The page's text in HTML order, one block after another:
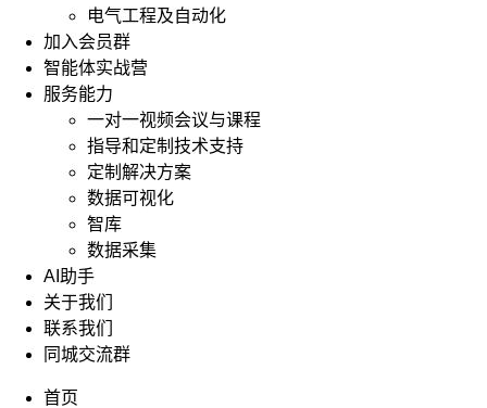
电气工程及自动化
加入会员群
智能体实战营
服务能力
一对一视频会议与课程
指导和定制技术支持
定制解决方案
数据可视化
智库
数据采集
AI助手
关于我们
联系我们
同城交流群
首页